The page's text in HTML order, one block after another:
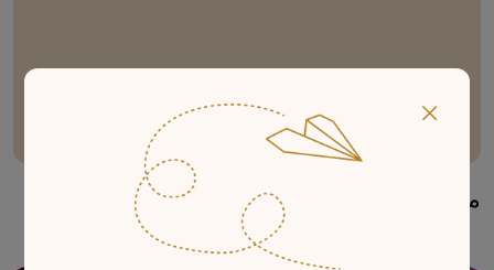
مباشرت مالی
×